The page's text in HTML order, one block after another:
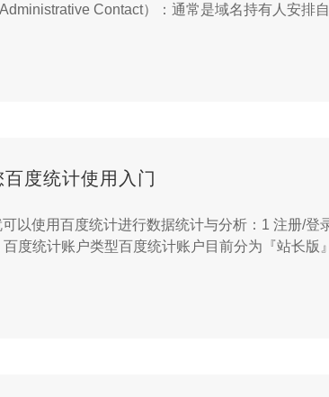
Contact）：通常是域名持有人安排
度统计使用入门
以使用百度统计进行数据统计与分析：1 注册/
度统计账户类型百度统计账户目前分为『站长
看、分析推广效果...